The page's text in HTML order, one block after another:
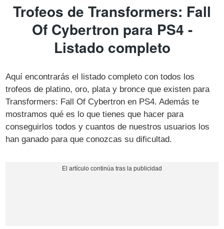
Trofeos de Transformers: Fall
Of Cybertron para PS4 -
Listado completo
Aquí encontrarás el listado completo con todos los
trofeos de platino, oro, plata y bronce que existen para
Transformers: Fall Of Cybertron en PS4. Además te
mostramos qué es lo que tienes que hacer para
conseguirlos todos y cuantos de nuestros usuarios los
han ganado para que conozcas su dificultad.